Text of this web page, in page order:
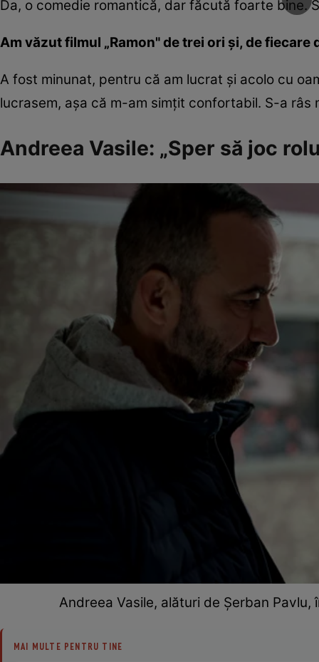
Da, o comedie romantică, dar făcută foarte bine.
Am văzut filmul „Ramon" de trei ori și, de
A fost minunat, pentru că am lucrat și acolo cu
lucrasem, așa că m-am simțit confortabil. S-a râs
Andreea Vasile: „Sper să joc
Andreea Vasile, alături de Șerban Pavlu,
MAI MULTE PENTRU TINE